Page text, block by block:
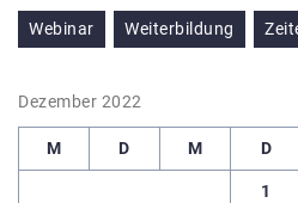
Webinar Weiterbildung
Dezember 2022
M D M D
1